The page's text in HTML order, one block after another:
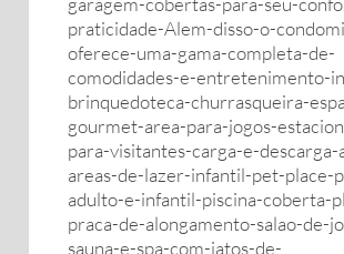
praticidade-Alem-disso-o-
oferece-uma-gama-completa-de-
comodidades-e-entretenimento-
brinquedoteca-churrasqueira-
gourmet-area-para-jogos-
para-visitantes-carga-e-descarga-
areas-de-lazer-infantil-pet-place-
adulto-e-infantil-piscina-coberta-
praca-de-alongamento-salao-de-
sauna-e-spa-com-jatos-de-